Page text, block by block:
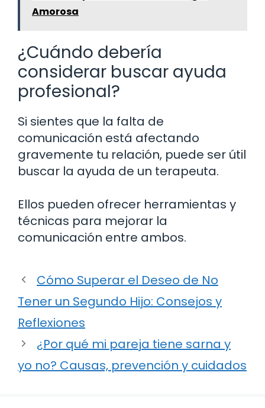
Amorosa
¿Cuándo debería
considerar buscar ayuda
profesional?
Si sientes que la falta de
comunicación está afectando
gravemente tu relación, puede ser útil
buscar la ayuda de un terapeuta.
Ellos pueden ofrecer herramientas y
técnicas para mejorar la
comunicación entre ambos.
Cómo Superar el Deseo de No
Tener un Segundo Hijo: Consejos y
Reflexiones
¿Por qué mi pareja tiene sarna y
yo no? Causas, prevención y cuidados